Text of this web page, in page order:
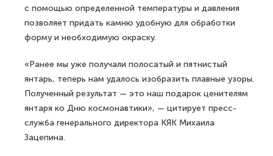
с помощью определенной температуры и давления
позволяет придать камню удобную для обработки
форму и необходимую окраску.
«Ранее мы уже получали полосатый и пятнистый
янтарь, теперь нам удалось изобразить плавные узоры.
Полученный результат — это наш подарок ценителям
янтаря ко Дню космонавтики», — цитирует пресс-
служба генерального директора КЯК Михаила
Зацепина.